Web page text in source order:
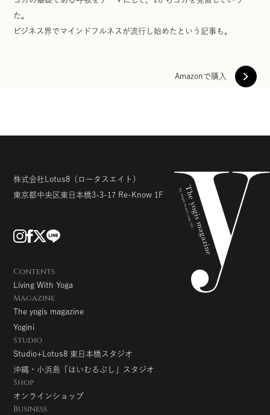
た。
ビジネス界でマインドフルネスが流行し始めたという記事も。
Amazonで購入
株式会社Lotus8 （ロータスエイト）
東京都中央区東日本橋3-3-17 Re-Know 1F
Contents
Living With Yoga
Magazine
The yogis magazine
Yogini
Studio
Studio+Lotus8 東日本橋スタジオ
沖縄・小浜島「はいむるぶし」スタジオ
Shop
オンラインショップ
Business